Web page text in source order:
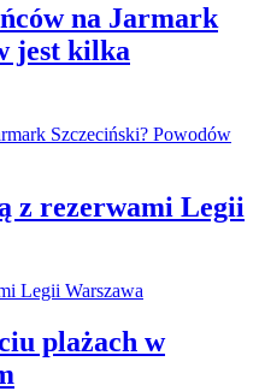
na Jarmark
jest kilka
z rezerwami Legii
plażach w